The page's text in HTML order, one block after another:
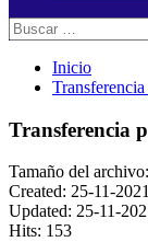
Buscar:
Inicio
Transferencia
Tamaño del
Created: 25-11-2021
Updated: 25-11-
Hits: 153